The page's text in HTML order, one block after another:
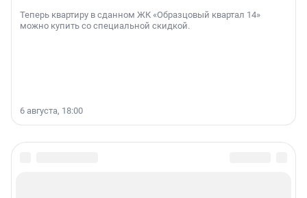
Теперь квартиру в сданном ЖК «Образцовый квартал 14»
можно купить со специальной скидкой.
6 августа, 18:00